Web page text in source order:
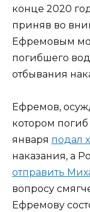
конце 2020
приняв во
Ефремовым
погибшего
отбывания
Ефремов,
котором
января подал
наказания, а
отправить
вопросу
Ефремову